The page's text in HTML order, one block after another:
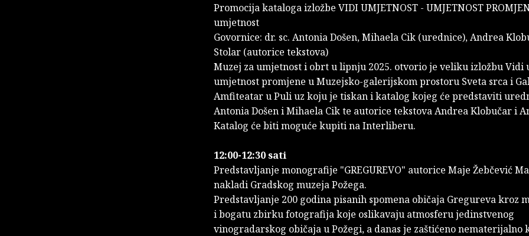
Promocija kataloga izložbe VIDI UMJETNOST - UMJETNOST
umjetnost
Govornice: dr. sc. Antonia Došen, Mihaela Cik (urednice), Andrea
Stolar (autorice tekstova)
Muzej za umjetnost i obrt u lipnju 2025. otvorio je veliku izložbu Vidi
umjetnost promjene u Muzejsko-galerijskom prostoru Sveta srca i
Amfiteatar u Puli uz koju je tiskan i katalog kojeg će predstaviti
Antonia Došen i Mihaela Cik te autorice tekstova Andrea Klobučar i
Katalog će biti moguće kupiti na Interliberu.
12:00-12:30 sati
Predstavljanje monografije "GREGUREVO" autorice Maje Žebčević
nakladi Gradskog muzeja Požega.
Predstavljanje 200 godina pisanih spomena običaja Gregureva kroz
i bogatu zbirku fotografija koje oslikavaju atmosferu jedinstvenog
vinogradarskog običaja u Požegi, a danas je zaštićeno nematerijalno